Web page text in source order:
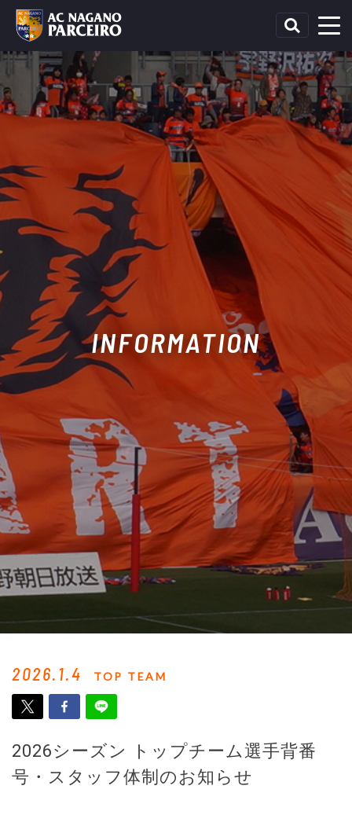
INFORMATION
2026.1.4 TOP TEAM
2026シーズン トップチーム選手背番
号・スタッフ体制のお知らせ